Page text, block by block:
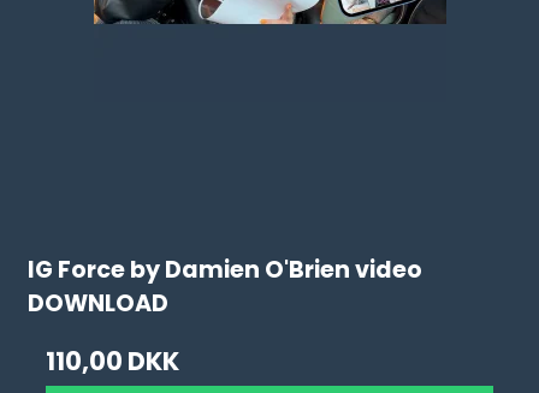
IG Force by Damien O'Brien video
DOWNLOAD
110,00 DKK